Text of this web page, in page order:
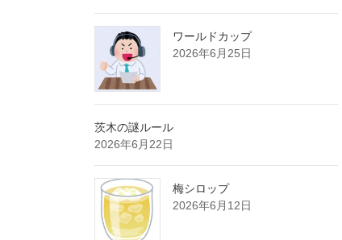
ワールドカップ
2026年6月25日
茨木の謎ルール
2026年6月22日
梅シロップ
2026年6月12日